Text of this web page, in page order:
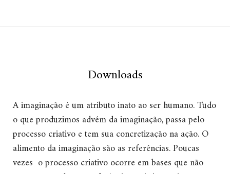
Downloads
A imaginação é um atributo inato ao ser humano. Tudo
o que produzimos advém da imaginação, passa pelo
processo criativo e tem sua concretização na ação. O
alimento da imaginação são as referências. Poucas
vezes o processo criativo ocorre em bases que não